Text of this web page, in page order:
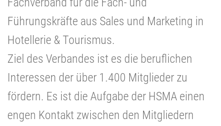
Führungskräfte aus Sales und Marketing in
Hotellerie & Tourismus.
Ziel des Verbandes ist es die beruflichen
Interessen der über 1.400 Mitglieder zu
fördern. Es ist die Aufgabe der HSMA einen
engen Kontakt zwischen den Mitgliedern